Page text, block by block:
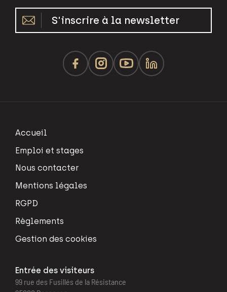
S'inscrire à la newsletter
Accueil
Emploi et stages
Nous contacter
Mentions légales
RGPD
Règlements
Gestion des cookies
Entrée des visiteurs
99 rue des Fusillés de la Résistance